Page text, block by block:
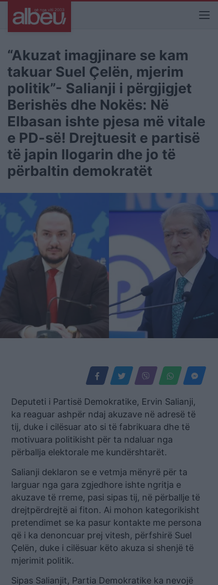
“Akuzat imagjinare se kam
takuar Suel Çelën, mjerim
politik”- Salianji i përgjigjet
Berishës dhe Nokës: Në
Elbasan ishte pjesa më vitale
e PD-së! Drejtuesit e partisë
të japin llogarin dhe jo të
përbaltin demokratët
Deputeti i Partisë Demokratike, Ervin Salianji,
ka reaguar ashpër ndaj akuzave në adresë të
tij, duke i cilësuar ato si të fabrikuara dhe të
motivuara politikisht për ta ndaluar nga
përballja elektorale me kundërshtarët.
Salianji deklaron se e vetmja mënyrë për ta
larguar nga gara zgjedhore ishte ngritja e
akuzave të rreme, pasi sipas tij, në përballje të
drejtpërdrejtë ai fiton. Ai mohon kategorikisht
pretendimet se ka pasur kontakte me persona
që i ka denoncuar prej vitesh, përfshirë Suel
Çelën, duke i cilësuar këto akuza si shenjë të
mjerimit politik.
Sipas Salianjit, Partia Demokratike ka nevojë